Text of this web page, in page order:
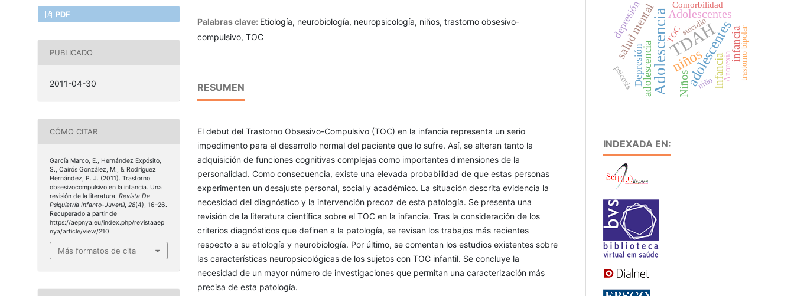
PDF
PUBLICADO
2011-04-30
CÓMO CITAR
García Marco, E., Hernández Expósito,
S., Cairós González, M., & Rodríguez
Hernández, P. J. (2011). Trastorno
obsesivocompulsivo en la infancia. Una
revisión de la literatura. Revista De
Psiquiatría Infanto-Juvenil, 28(4), 16–26.
Recuperado a partir de
https://aepnya.eu/index.php/revistaaep
nya/article/view/210
Más formatos de cita
Palabras clave: Etiología, neurobiología, neuropsicología, niños, trastorno obsesivo-
compulsivo, TOC
RESUMEN
El debut del Trastorno Obsesivo-Compulsivo (TOC) en la infancia representa un serio
impedimento para el desarrollo normal del paciente que lo sufre. Así, se alteran tanto la
adquisición de funciones cognitivas complejas como importantes dimensiones de la
personalidad. Como consecuencia, existe una elevada probabilidad de que estas personas
experimenten un desajuste personal, social y académico. La situación descrita evidencia la
necesidad del diagnóstico y la intervención precoz de esta patología. Se presenta una
revisión de la literatura científica sobre el TOC en la infancia. Tras la consideración de los
criterios diagnósticos que definen a la patología, se revisan los trabajos más recientes
respecto a su etiología y neurobiología. Por último, se comentan los estudios existentes sobre
las características neuropsicológicas de los sujetos con TOC infantil. Se concluye la
necesidad de un mayor número de investigaciones que permitan una caracterización más
precisa de esta patología.
TDAH
Adolescencianiños
adolescentes
Adolescentes
salud mental
Infancia
adolescencia Niños
infancia
Depresión
depresión Comorbilidad
TOC
psicosis
suicidio trastorno bipolar
Anorexia
niño
INDEXADA EN: